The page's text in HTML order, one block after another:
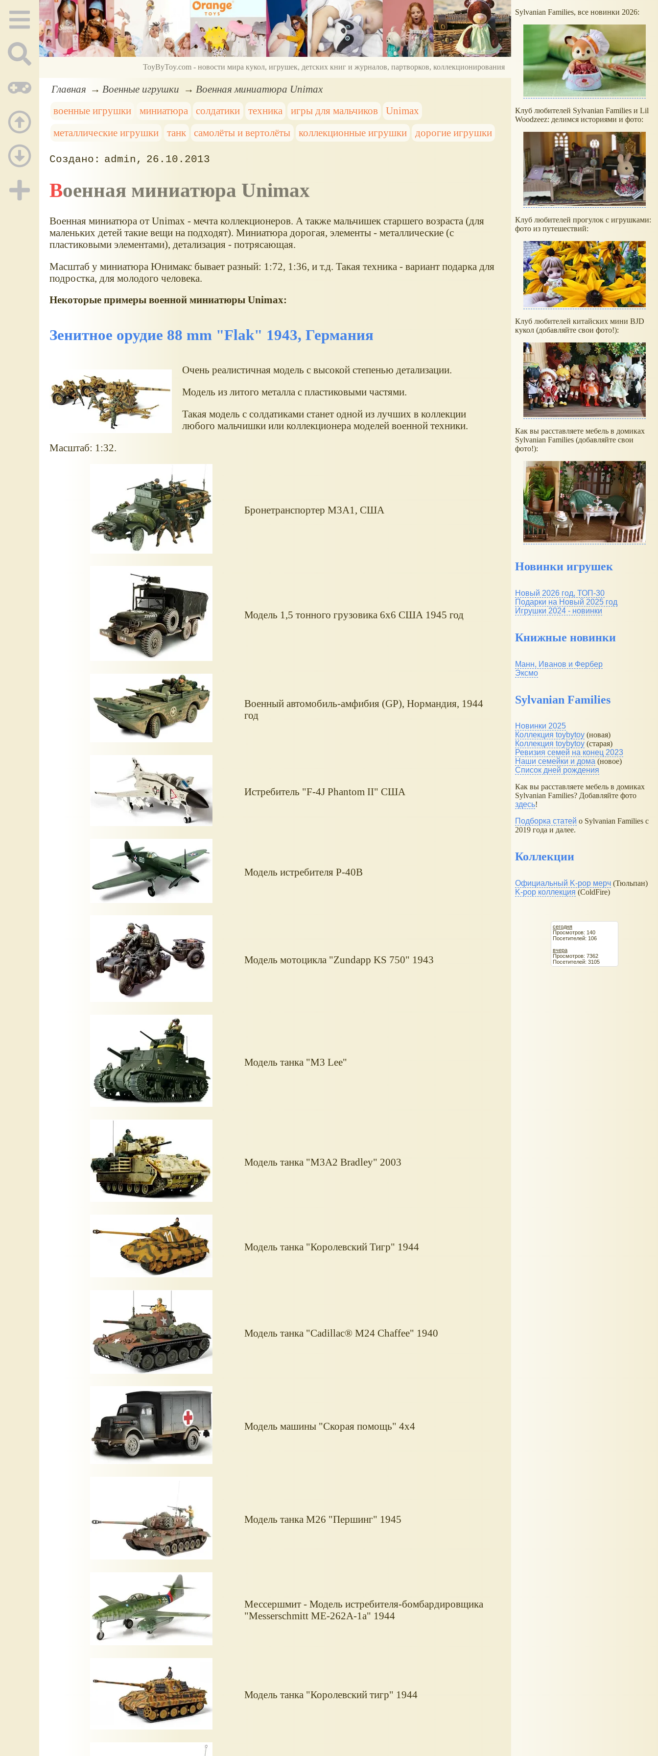
ToyByToy.com - новости мира кукол, игрушек, детских книг и журналов, партворков, коллекционирования
Главная Военные игрушки
Военная миниатюра Unimax
военные игрушки
миниатюра солдатики техника игры для мальчиков
Unimax
металлические игрушки
танк самолёты и вертолёты коллекционные игрушки дорогие игрушки
admin 26.10.2013
Военная миниатюра Unimax
Военная миниатюра от Unimax - мечта коллекционеров. А также мальчишек старшего возраста (для
маленьких детей такие вещи на подходят). Миниатюра дорогая, элементы - металлические (с
пластиковыми элементами), детализация - потрясающая.
Масштаб у миниатюра Юнимакс бывает разный: 1:72, 1:36, и т.д. Такая техника - вариант подарка для
подростка, для молодого человека.
Некоторые примеры военной миниатюры Unimax:
Зенитное орудие 88 mm "Flak" 1943, Германия
Очень реалистичная модель с высокой степенью детализации.
Модель из литого металла с пластиковыми частями.
Такая модель с солдатиками станет одной из лучших в коллекции
любого мальчишки или коллекционера моделей военной техники.
Масштаб: 1:32.
Бронетранспортер М3А1, США
Модель 1,5 тонного грузовика 6х6 США 1945 год
Военный автомобиль-амфибия (GP), Нормандия, 1944
год
Истребитель "F-4J Phantom II" США
Модель истребителя P-40B
Модель мотоцикла "Zundapp KS 750" 1943
Модель танка "M3 Lee"
Модель танка "M3A2 Bradley" 2003
Модель танка "Королевский Тигр" 1944
Модель танка "Cadillac® M24 Chaffee" 1940
Модель машины "Скорая помощь" 4х4
Модель танка М26 "Першинг" 1945
Мессершмит - Модель истребителя-бомбардировщика
"Messerschmitt ME-262A-1a" 1944
Модель танка "Королевский тигр" 1944
Sylvanian Families, все новинки 2026:
Клуб любителей Sylvanian Families и Lil
Woodzeez: делимся историями и фото:
Клуб любителей прогулок с игрушками:
фото из путешествий:
Клуб любителей китайских мини BJD
кукол (добавляйте свои фото!):
Как вы расставляете мебель в домиках
Sylvanian Families (добавляйте свои
фото!):
Новинки игрушек
Новый 2026 год, ТОП-30
Подарки на Новый 2025 год
Игрушки 2024 - новинки
Книжные новинки
Манн, Иванов и Фербер
Эксмо
Sylvanian Families
Новинки 2025
Коллекция toybytoy (новая)
Коллекция toybytoy (старая)
Ревизия семей на конец 2023
Наши семейки и дома (новое)
Список дней рождения
Как вы расставляете мебель в домиках
Sylvanian Families? Добавляйте фото
здесь!
Подборка статей о Sylvanian Families с
2019 года и далее.
Коллекции
Официальный K-pop мерч (Тюльпан)
K-pop коллекция (ColdFire)
сегодня
Просмотров: 140
Посетителей: 106
вчера
Просмотров: 7362
Посетителей: 3105